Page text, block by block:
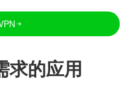
求的应用